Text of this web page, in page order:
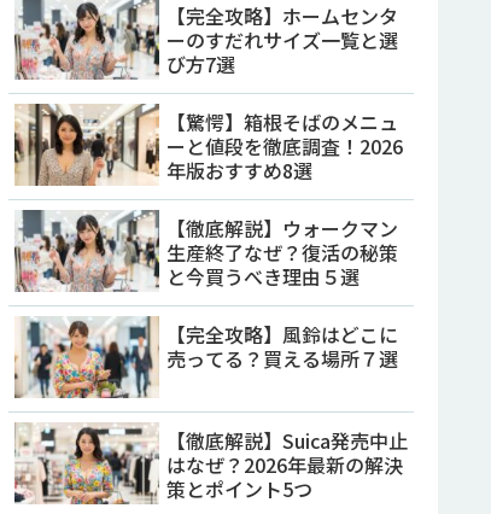
【完全攻略】ホームセンタ
ーのすだれサイズ一覧と選
び方7選
【驚愕】箱根そばのメニュ
ーと値段を徹底調査！2026
年版おすすめ8選
【徹底解説】ウォークマン
生産終了なぜ？復活の秘策
と今買うべき理由５選
【完全攻略】風鈴はどこに
売ってる？買える場所７選
【徹底解説】Suica発売中止
はなぜ？2026年最新の解決
策とポイント5つ